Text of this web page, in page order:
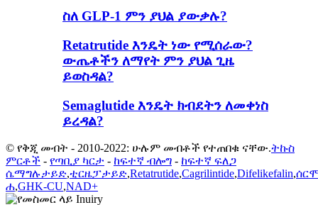
ስለ GLP-1 ምን ያህል ያውቃሉ?
Retatrutide እንዴት ነው የሚሰራው?
ውጤቶችን ለማየት ምን ያህል ጊዜ
ይወስዳል?
Semaglutide እንዴት ክብደትን ለመቀነስ
ይረዳል?
© የቅጂ መብት - 2010-2022: ሁሉም መብቶች የተጠበቁ ናቸው.ትኩስ
ምርቶች - የጣቢያ ካርታ - ከፍተኛ ብሎግ - ከፍተኛ ፍለጋ
ሴማግሉታይድ,ቲርዜፓታይድ,Retatrutide,Cagrilintide,Difelikefalin,
ሐ,GHK-CU,NAD+